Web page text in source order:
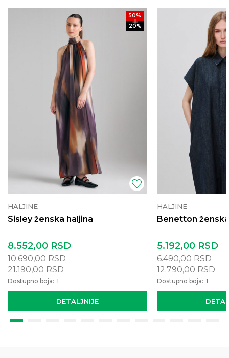
50%
20%
HALJINE
Sisley ženska haljina
DETALJNIJE
8.552,00 RSD
10.690,00RSD
21.190,00RSD
Dostupno boja: 1
HALJINE
Benetton
5.192,00 RSD
6.490,00RSD
12.790,00RSD
Dostupno boja: 1